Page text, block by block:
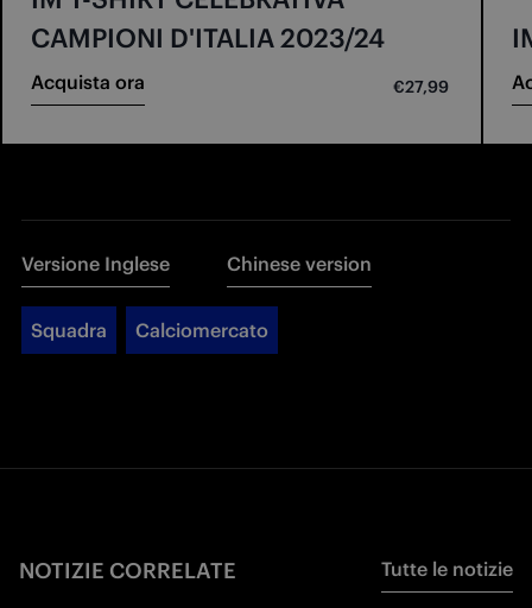
CAMPIONI D'ITALIA 2023/24
Acquista ora €27,99
Versione Inglese Chinese version
Squadra Calciomercato
NOTIZIE CORRELATE Tutte le notizie